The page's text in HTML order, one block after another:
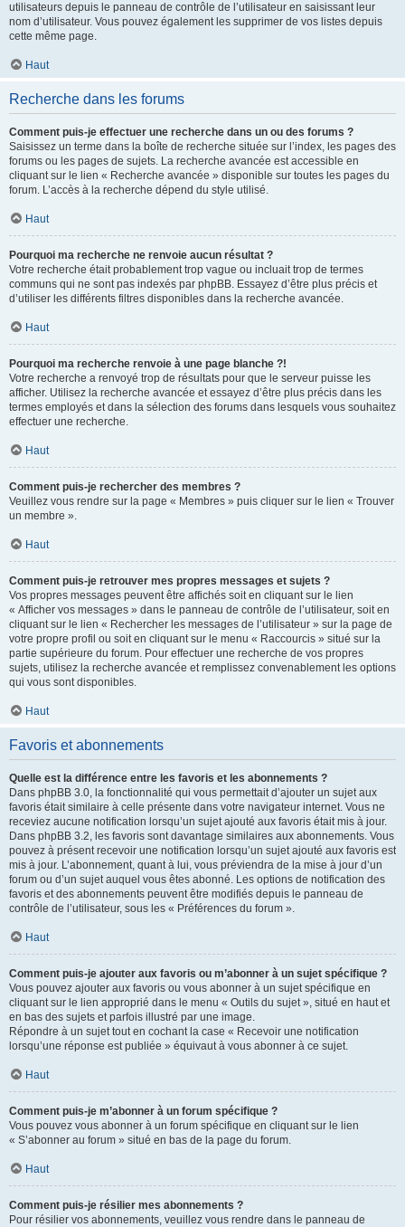
utilisateurs depuis le panneau de contrôle de l’utilisateur en saisissant leur
nom d’utilisateur. Vous pouvez également les supprimer de vos listes depuis
cette même page.
Haut
Recherche dans les forums
Comment puis-je effectuer une recherche dans un ou des forums ?
Saisissez un terme dans la boîte de recherche située sur l’index, les pages des
forums ou les pages de sujets. La recherche avancée est accessible en
cliquant sur le lien « Recherche avancée » disponible sur toutes les pages du
forum. L’accès à la recherche dépend du style utilisé.
Haut
Pourquoi ma recherche ne renvoie aucun résultat ?
Votre recherche était probablement trop vague ou incluait trop de termes
communs qui ne sont pas indexés par phpBB. Essayez d’être plus précis et
d’utiliser les différents filtres disponibles dans la recherche avancée.
Haut
Pourquoi ma recherche renvoie à une page blanche ?!
Votre recherche a renvoyé trop de résultats pour que le serveur puisse les
afficher. Utilisez la recherche avancée et essayez d’être plus précis dans les
termes employés et dans la sélection des forums dans lesquels vous souhaitez
effectuer une recherche.
Haut
Comment puis-je rechercher des membres ?
Veuillez vous rendre sur la page « Membres » puis cliquer sur le lien « Trouver
un membre ».
Haut
Comment puis-je retrouver mes propres messages et sujets ?
Vos propres messages peuvent être affichés soit en cliquant sur le lien
« Afficher vos messages » dans le panneau de contrôle de l’utilisateur, soit en
cliquant sur le lien « Rechercher les messages de l’utilisateur » sur la page de
votre propre profil ou soit en cliquant sur le menu « Raccourcis » situé sur la
partie supérieure du forum. Pour effectuer une recherche de vos propres
sujets, utilisez la recherche avancée et remplissez convenablement les options
qui vous sont disponibles.
Haut
Favoris et abonnements
Quelle est la différence entre les favoris et les abonnements ?
Dans phpBB 3.0, la fonctionnalité qui vous permettait d’ajouter un sujet aux
favoris était similaire à celle présente dans votre navigateur internet. Vous ne
receviez aucune notification lorsqu’un sujet ajouté aux favoris était mis à jour.
Dans phpBB 3.2, les favoris sont davantage similaires aux abonnements. Vous
pouvez à présent recevoir une notification lorsqu’un sujet ajouté aux favoris est
mis à jour. L’abonnement, quant à lui, vous préviendra de la mise à jour d’un
forum ou d’un sujet auquel vous êtes abonné. Les options de notification des
favoris et des abonnements peuvent être modifiés depuis le panneau de
contrôle de l’utilisateur, sous les « Préférences du forum ».
Haut
Comment puis-je ajouter aux favoris ou m’abonner à un sujet spécifique ?
Vous pouvez ajouter aux favoris ou vous abonner à un sujet spécifique en
cliquant sur le lien approprié dans le menu « Outils du sujet », situé en haut et
en bas des sujets et parfois illustré par une image.
Répondre à un sujet tout en cochant la case « Recevoir une notification
lorsqu’une réponse est publiée » équivaut à vous abonner à ce sujet.
Haut
Comment puis-je m’abonner à un forum spécifique ?
Vous pouvez vous abonner à un forum spécifique en cliquant sur le lien
« S’abonner au forum » situé en bas de la page du forum.
Haut
Comment puis-je résilier mes abonnements ?
Pour résilier vos abonnements, veuillez vous rendre dans le panneau de